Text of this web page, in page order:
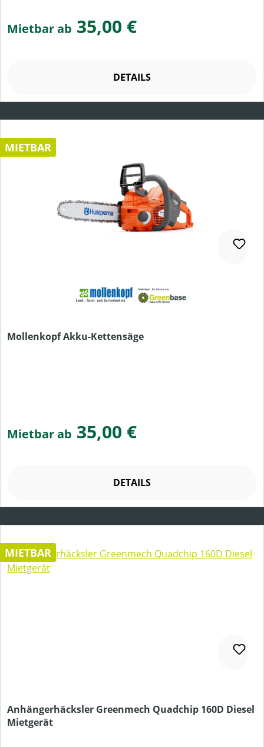
Mietbar ab 35,00 €
DETAILS
MIETBAR
Mollenkopf Akku-Kettensäge
Mietbar ab 35,00 €
DETAILS
MIETBAR
Anhängerhäcksler Greenmech Quadchip 160D Diesel
Mietgerät